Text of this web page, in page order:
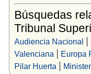
Búsquedas
Tribunal
Audiencia Nacional |
Valenciana | Europa
Pilar Huerta |